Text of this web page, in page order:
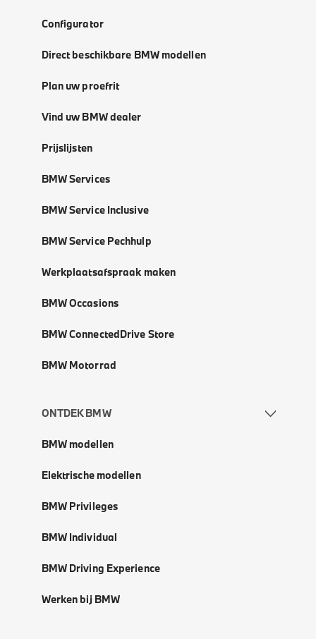
Configurator
Direct beschikbare BMW modellen
Plan uw proefrit
Vind uw BMW dealer
Prijslijsten
BMW Services
BMW Service Inclusive
BMW Service Pechhulp
Werkplaatsafspraak maken
BMW Occasions
BMW ConnectedDrive Store
BMW Motorrad
ONTDEK BMW
BMW modellen
Elektrische modellen
BMW Privileges
BMW Individual
BMW Driving Experience
Werken bij BMW